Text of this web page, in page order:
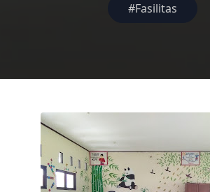
#Fasilitas